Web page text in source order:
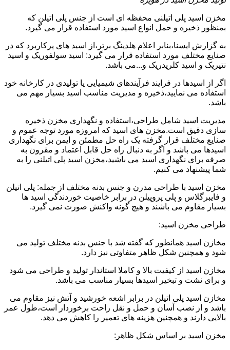
مخزن اسید پلی اتیلنی محفظه ای است از جنس پلی اتیلن که
بمنظور ذخیره و حمل انواع اسید مورد استفاده قرار می گیرد.
به گزارش ایسنا،بنابر اعلام هلدینگ برتر،از اسید های پرکاربرد که در
صنایع مختلف مورد استفاده قرار می گیرد: اسید سولفوریک و اسید
نتیریک و اسید کلریدریک و...می باشد.
اگر از اسیدها در فرایند فرآیندهای شیمیایی یا تولیدی در کارخانه خود
استفاده می نمایید،ذخیره و مدیریت مناسب اسید بسیار مهم می
باشد.
مدیریت اسید شامل طراحی،استفاده و نگهداری مخزن ذخیره
سازی دقیق است.مخزن های اسید که امروزه مورد توجه عموم و
صنایع مختلف قرار گرفته یک راه حل مطمئن و ایمن برای نگهداری
اسیدها می باشد و اگر به دنبال راه حل قابل اعتماد و مقرون به
صرفه برای نگهداری اسید می باشید،مخزن اسید پلی اتیلنی را به
شما پیشنهاد می کنیم.
مخزن اسید با طراحی مدرن و جنس بدنه مختلف از جمله: پلی اتیلن
و فایبرگلاس و پلی پروپیلن در برابر خاصیت خوردندگی اسید ها
بسیار مقاوم می باشند و هیچ گونه واکنش صورت نمی گیرد.
طراحی مخزن اسید:
مخازن اسید همانطور که گفته شد با جنس بدنه مختلف تولید می
شود و همچنین شکل ظاهر متفاوتی نیز دارد.
مخازن اسید از کیفیت بالا و کاملا استاندار تولید و طراحی می شود
و برای نشت و تبخیر اسیدها بسیار مناسب می باشد.
مخازن اسید پلی اتیلن در برابر اشعه خورشید و آتش نیز مقاوم می
باشد و از نصب آسان و حمل و نقل راحت برخوردار است،طول عمر
بالایی دارند و همچنین هزینه های تعمیر را کاهش می دهد.
مخزن اسید بر اساس شکل ظاهر: